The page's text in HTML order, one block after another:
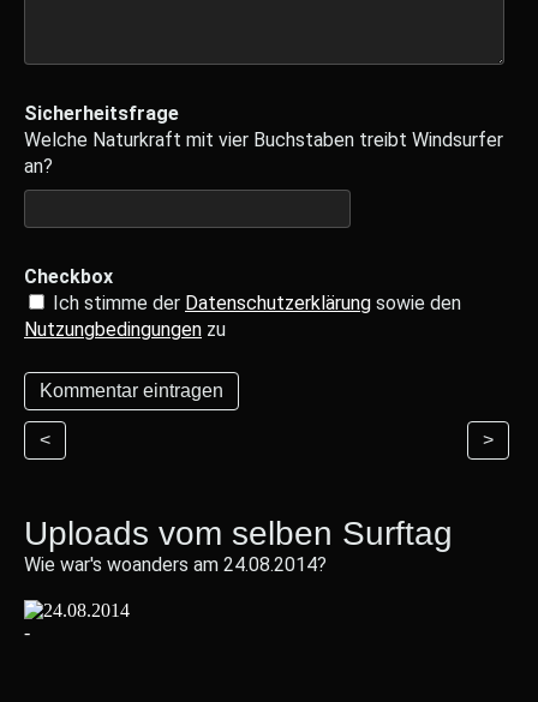
Sicherheitsfrage
Welche Naturkraft mit vier Buchstaben treibt Windsurfer
an?
Checkbox
Ich stimme der Datenschutzerklärung sowie den
Nutzungbedingungen zu
< >
Uploads vom selben Surftag
Wie war's woanders am 24.08.2014?